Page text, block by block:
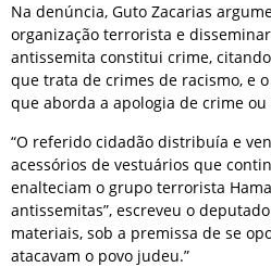
Na denúncia, Guto Zacarias
organização terrorista e
antissemita constitui crime,
que trata de crimes de racismo, e
que aborda a apologia de crime
“O referido cidadão distribuía e
acessórios de vestuários que
enalteciam o grupo terrorista
antissemitas”, escreveu o
materiais, sob a premissa de se
atacavam o povo judeu.”